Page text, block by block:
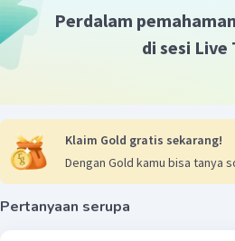
Perdalam
di sesi Live
Klaim Gold gratis sekarang!
Dengan Gold kamu bisa tanya
Pertanyaan serupa